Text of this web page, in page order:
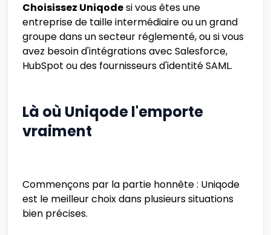
Choisissez Uniqodesi vous êtes une
entreprise de taille intermédiaire ou un grand
groupe dans un secteur réglementé, ou si vous
avez besoin d'intégrations avec Salesforce,
HubSpot ou des fournisseurs d'identité SAML.
Là où Uniqode l'emporte
vraiment
Commençons par la partie honnête : Uniqode
est le meilleur choix dans plusieurs situations
bien précises.